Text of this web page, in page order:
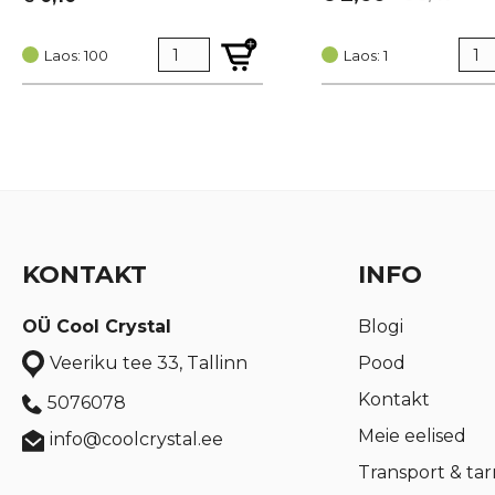
Laos: 100
Algne
oli:
€ 3,47.
Current
is:
€ 2,60.
Laos: 1
KONTAKT
OÜ Cool Crystal
Veeriku tee 33, Tallinn
5076078
info@coolcrystal.ee
INFO
Blogi
Pood
Kontakt
Meie eelised
Transport &